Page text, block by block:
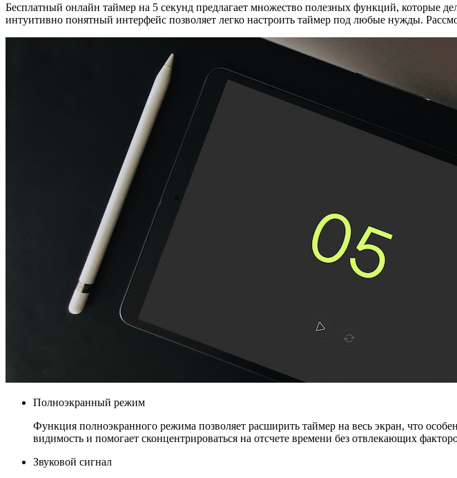
Бесплатный онлайн таймер на 5 секунд предлагает множество полезных функций, которые
интуитивно понятный интерфейс позволяет легко настроить таймер под любые нужды.
Полноэкранный режим
Функция полноэкранного режима позволяет расширить таймер на весь экран, что
видимость и помогает сконцентрироваться на отсчете времени без отвлекающих
Звуковой сигнал